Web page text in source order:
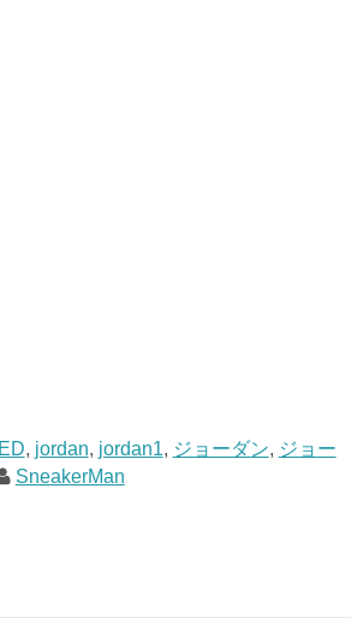
, jordan, jordan1, ジョーダン, ジョー
SneakerMan